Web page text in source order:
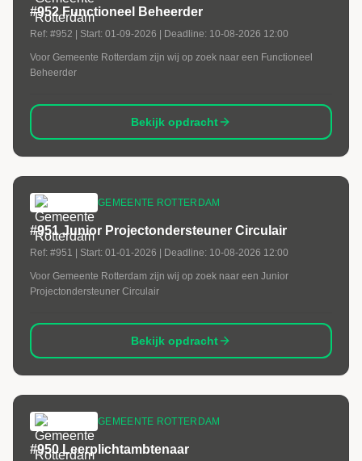
#952 Functioneel Beheerder
Ref: #952 | Start: 01-09-2026 | Deadline: 10-08-2026 12:00
Voor Gemeente Rotterdam zijn wij op zoek naar een Functioneel
Beheerder
Bekijk opdracht
GEMEENTE ROTTERDAM
#951 Junior Projectondersteuner Circulair
Ref: #951 | Start: 01-01-2026 | Deadline: 10-08-2026 12:00
Voor Gemeente Rotterdam zijn wij op zoek naar een Junior
Projectondersteuner Circulair
Bekijk opdracht
GEMEENTE ROTTERDAM
#950 Leerplichtambtenaar